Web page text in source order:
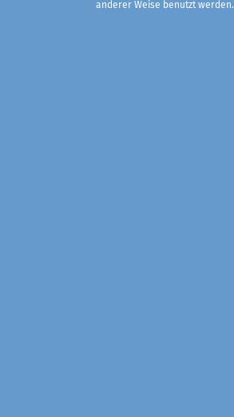
anderer Weise benutzt werden.